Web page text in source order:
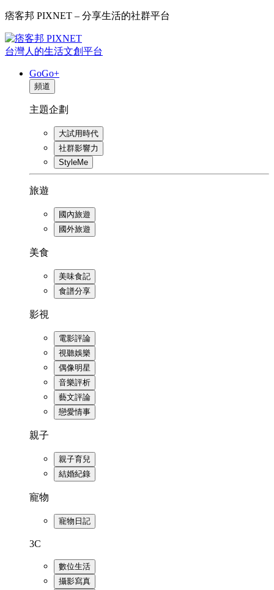
痞客邦 PIXNET – 分享生活的社群平台
台灣人的生活文創平台
GoGo+
頻道
主題企劃
大試用時代
社群影響力
StyleMe
旅遊
國內旅遊
國外旅遊
美食
美味食記
食譜分享
影視
電影評論
視聽娛樂
偶像明星
音樂評析
藝文評論
戀愛情事
親子
親子育兒
結婚紀錄
寵物
寵物日記
3C
數位生活
攝影寫真